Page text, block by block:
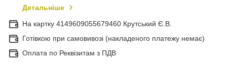
Детальніше
На картку 4149609055679460 Крутський Є.В.
Готівкою при самовивозі (накладеного платежу немає)
Оплата по Реквізитам з ПДВ